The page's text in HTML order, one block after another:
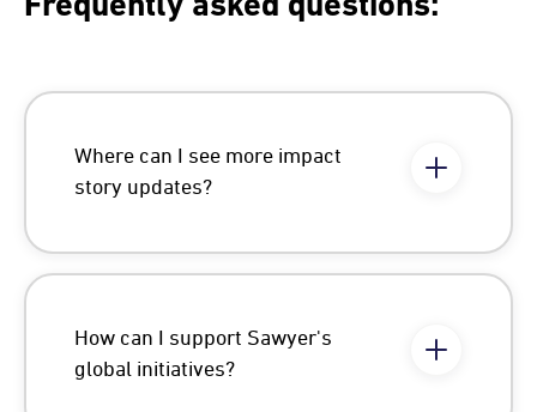
Frequently asked questions:
Where can I see more impact
story updates?
How can I support Sawyer's
global initiatives?